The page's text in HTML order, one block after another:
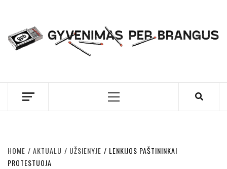
content
BRANGUS
Menu
HOME AKTUALU UŽSIENYJE
LENKIJOS PAŠTININKAI
PROTESTUOJA